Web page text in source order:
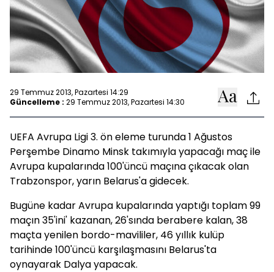
29 Temmuz 2013, Pazartesi 14:29
Güncelleme : 29 Temmuz 2013, Pazartesi 14:30
UEFA Avrupa Ligi 3. ön eleme turunda 1 Ağustos
Perşembe Dinamo Minsk takımıyla yapacağı maç ile
Avrupa kupalarında 100'üncü maçına çıkacak olan
Trabzonspor, yarın Belarus'a gidecek.
Bugüne kadar Avrupa kupalarında yaptığı toplam 99
maçın 35'ini' kazanan, 26'sında berabere kalan, 38
maçta yenilen bordo-mavililer, 46 yıllık kulüp
tarihinde 100'üncü karşılaşmasını Belarus'ta
oynayarak Dalya yapacak.